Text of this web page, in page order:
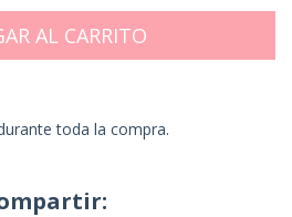
toda la compra.